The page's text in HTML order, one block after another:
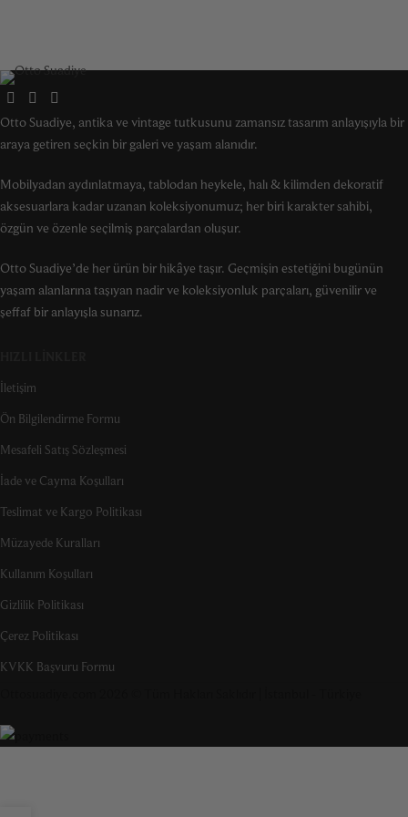
Otto Suadiye, antika ve vintage tutkusunu zamansız tasarım anlayışıyla bir
araya getiren seçkin bir galeri ve yaşam alanıdır.
Mobilyadan aydınlatmaya, tablodan heykele, halı & kilimden dekoratif
aksesuarlara kadar uzanan koleksiyonumuz; her biri karakter sahibi,
özgün ve özenle seçilmiş parçalardan oluşur.
Otto Suadiye’de her ürün bir hikâye taşır. Geçmişin estetiğini bugünün
yaşam alanlarına taşıyan nadir ve koleksiyonluk parçaları, güvenilir ve
şeffaf bir anlayışla sunarız.
İletişim
Ön Bilgilendirme Formu
Mesafeli Satış Sözleşmesi
İade ve Cayma Koşulları
Teslimat ve Kargo Politikası
Müzayede Kuralları
Kullanım Koşulları
Gizlilik Politikası
Çerez Politikası
KVKK Başvuru Formu